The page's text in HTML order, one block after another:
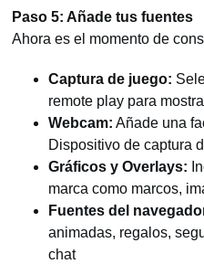
Paso 5: Añade tus fuentes
Ahora es el momento de
Captura de juego:
remote play para
Webcam: Añade una
Dispositivo de captura
Gráficos y Overlays:
marca como marcos,
Fuentes del
animadas, regalos,
chat